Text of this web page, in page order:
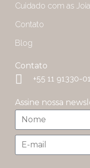
Cuidado com as
Contato
Blog
Contato
+55 11 91330-
Assine nossa